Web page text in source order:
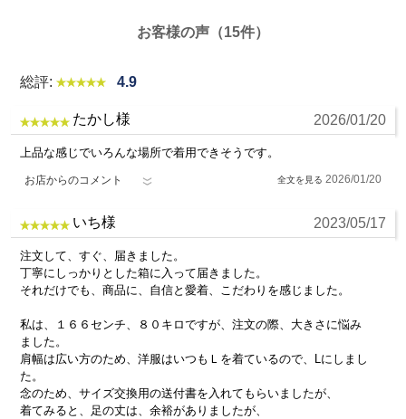
お客様の声（15件）
総評: 4.9
たかし様 2026/01/20
上品な感じでいろんな場所で着用できそうです。
お店からのコメント 2026/01/20
いち様 2023/05/17
注文して、すぐ、届きました。
丁寧にしっかりとした箱に入って届きました。
それだけでも、商品に、自信と愛着、こだわりを感じました。
私は、１６６センチ、８０キロですが、注文の際、大きさに悩み
ました。
肩幅は広い方のため、洋服はいつもＬを着ているので、Lにしまし
た。
念のため、サイズ交換用の送付書を入れてもらいましたが、
着てみると、足の丈は、余裕がありましたが、